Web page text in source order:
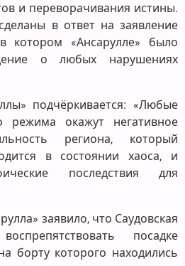
и переворачивания истины.
в ответ на заявление
котором «Ансарулле» было
о любых нарушениях
подчёркивается: «Любые
режима окажут негативное
региона, который
в состоянии хаоса, и
последствия для
заявило, что Саудовская
посадке
борту которого находились